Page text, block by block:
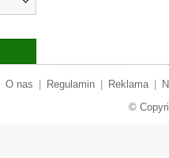
O nas Regulamin Reklama
©